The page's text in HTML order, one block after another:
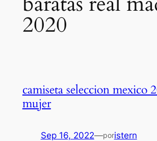
2020
camiseta seleccion mexico
mujer
Sep 16, 2022—poristern